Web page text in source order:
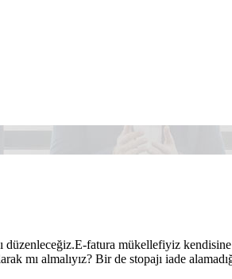
düzenleceğiz.E-fatura mükellefiyiz
mı almalıyız? Bir de stopajı iade